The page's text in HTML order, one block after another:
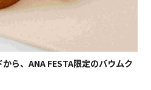
ら、ANA FESTA限定のバウムク